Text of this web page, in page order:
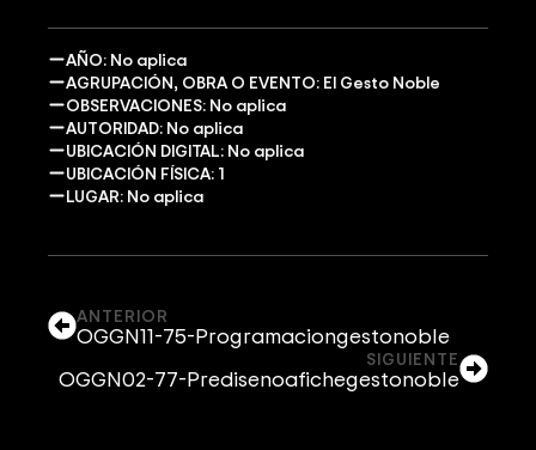
AÑO: No aplica
AGRUPACIÓN, OBRA O EVENTO: El Gesto Noble
OBSERVACIONES: No aplica
AUTORIDAD: No aplica
UBICACIÓN DIGITAL: No aplica
UBICACIÓN FÍSICA: 1
LUGAR: No aplica
ANTERIOR
OGGN11-75-Programaciongestonoble
SIGUIENTE
OGGN02-77-Predisenoafichegestonoble